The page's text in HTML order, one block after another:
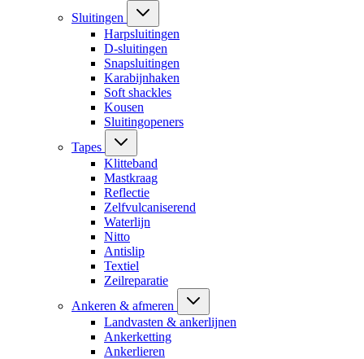
Sluitingen
Harpsluitingen
D-sluitingen
Snapsluitingen
Karabijnhaken
Soft shackles
Kousen
Sluitingopeners
Tapes
Klitteband
Mastkraag
Reflectie
Zelfvulcaniserend
Waterlijn
Nitto
Antislip
Textiel
Zeilreparatie
Ankeren & afmeren
Landvasten & ankerlijnen
Ankerketting
Ankerlieren